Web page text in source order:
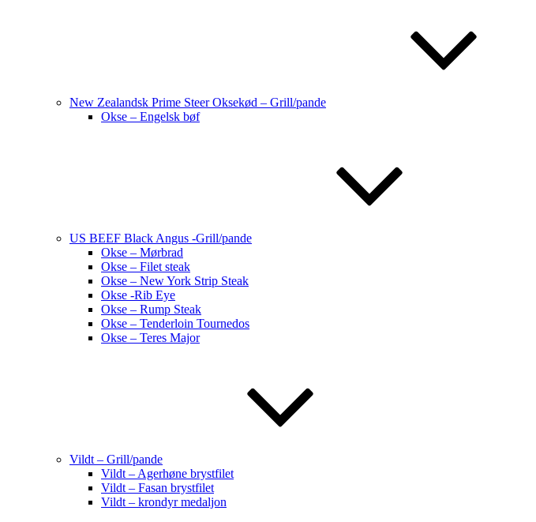
New Zealandsk Prime Steer Oksekød – Grill/pande
Okse – Engelsk bøf
US BEEF Black Angus -Grill/pande
Okse – Mørbrad
Okse – Filet steak
Okse – New York Strip Steak
Okse -Rib Eye
Okse – Rump Steak
Okse – Tenderloin Tournedos
Okse – Teres Major
Vildt – Grill/pande
Vildt – Agerhøne brystfilet
Vildt – Fasan brystfilet
Vildt – krondyr medaljon